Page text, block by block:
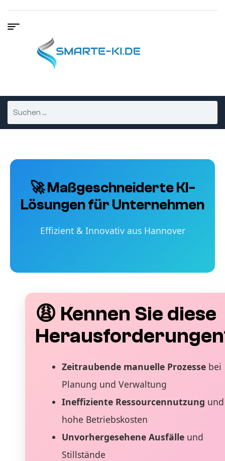
🚀 Maßgeschneiderte KI-
Lösungen für Unternehmen
Effizient & Innovativ aus Hannover
😩 Kennen Sie diese
Zeitraubende manuelle Prozessebei
Planung und Verwaltung
Ineffiziente Ressourcennutzung und
hohe Betriebskosten
Unvorhergesehene Ausfälleund
Stillstände